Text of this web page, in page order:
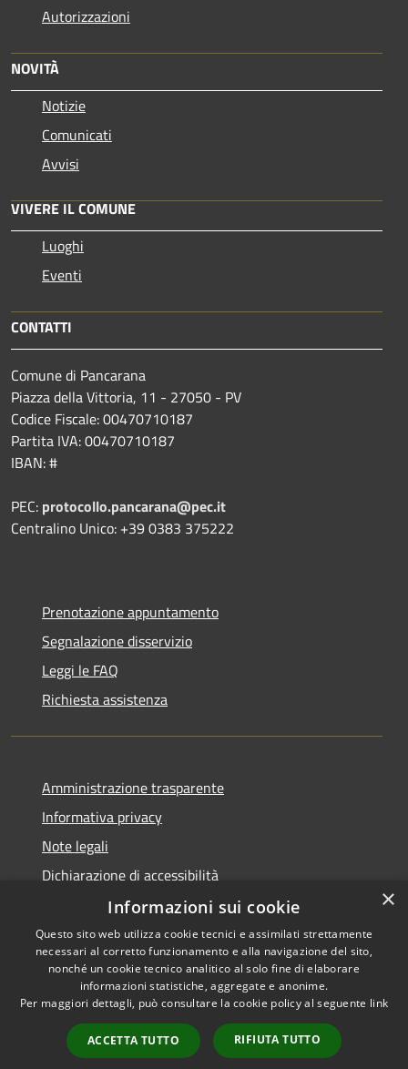
Autorizzazioni
NOVITÀ
Notizie
Comunicati
Avvisi
VIVERE IL COMUNE
Luoghi
Eventi
CONTATTI
Comune di Pancarana
Piazza della Vittoria, 11 - 27050 - PV
Codice Fiscale: 00470710187
Partita IVA: 00470710187
IBAN: #
PEC: protocollo.pancarana@pec.it
Centralino Unico: +39 0383 375222
Prenotazione appuntamento
Segnalazione disservizio
Leggi le FAQ
Richiesta assistenza
Amministrazione trasparente
Informativa privacy
Note legali
Dichiarazione di accessibilità
Accessibilità
Privacy
Mappa del sito
Copyright © 2026 • Comune di
Pancarana • Powered by
Municipium•Accesso
redazione
×
Informazioni sui cookie
Questo sito web utilizza cookie tecnici e assimilati strettamente
necessari al corretto funzionamento e alla navigazione del sito,
nonché un cookie tecnico analitico al solo fine di elaborare
informazioni statistiche, aggregate e anonime.
Per maggiori dettagli, può consultare la cookie policy al seguente link
ACCETTA TUTTO RIFIUTA TUTTO